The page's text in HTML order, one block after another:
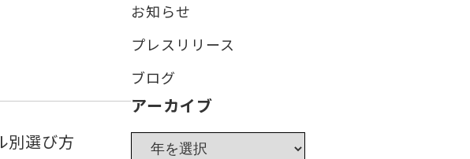
別選び方
お知らせ
プレスリリース
ブログ
アーカイブ